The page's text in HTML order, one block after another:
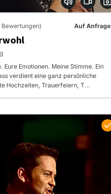
Bewertungen) Auf Anfrage
Eure Emotionen. Meine Stimme. Ein
verdient eine ganz persönliche
Hochzeiten, Trauerfeiern, T...